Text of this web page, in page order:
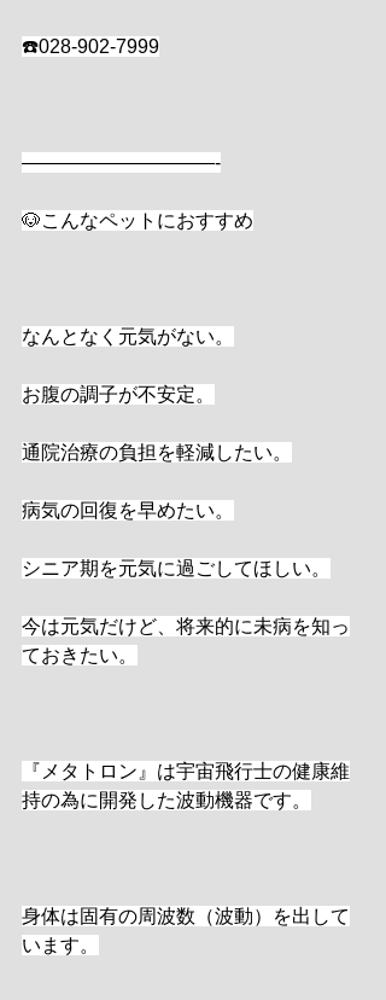
☎️028-902-7999
——————————-
🐶こんなペットにおすすめ
なんとなく元気がない。
お腹の調子が不安定。
通院治療の負担を軽減したい。
病気の回復を早めたい。
シニア期を元気に過ごしてほしい。
今は元気だけど、将来的に未病を知っ
ておきたい。
『メタトロン』は宇宙飛行士の健康維
持の為に開発した波動機器です。
身体は固有の周波数（波動）を出して
います。